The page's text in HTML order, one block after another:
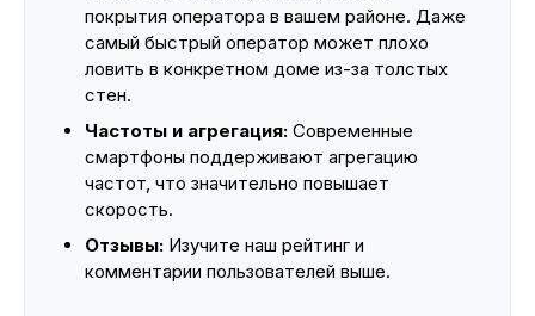
покрытия оператора в вашем районе. Даже
самый быстрый оператор может плохо
ловить в конкретном доме из-за толстых
стен.
Частоты и агрегация: Современные
смартфоны поддерживают агрегацию
частот, что значительно повышает
скорость.
Отзывы: Изучите наш рейтинг и
комментарии пользователей выше.